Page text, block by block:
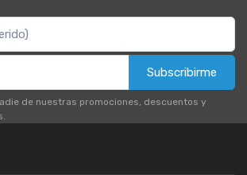
Subscribirme
de nuestras promociones, descuentos y